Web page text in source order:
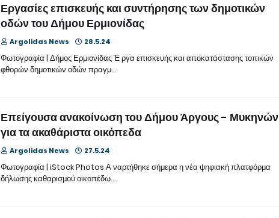
Εργασίες επισκευής και συντήρησης των δημοτικών
οδών του Δήμου Ερμιονίδας
Argolidas News 28.5.24
Φωτογραφία | Δήμος Ερμιονίδας Έ ργα επισκευής και αποκατάστασης τοπικών
φθορών δημοτικών οδών πραγμ…
Επείγουσα ανακοίνωση του Δήμου Άργους - Μυκηνών
για τα ακαθάριστα οικόπεδα
Argolidas News 27.5.24
Φωτογραφία | iStock Photos Α ναρτήθηκε σήμερα η νέα ψηφιακή πλατφόρμα
δήλωσης καθαρισμού οικοπέδω…